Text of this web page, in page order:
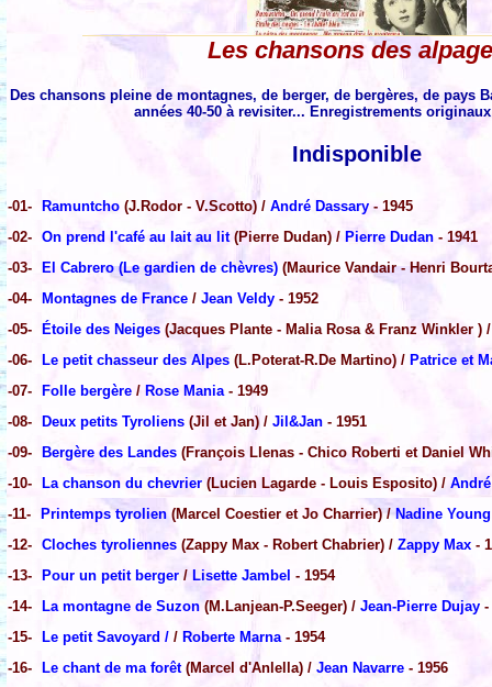
Les chansons des
Des chansons pleine de montagnes, de berger, de bergères, de pays
années 40-50 à revisiter... Enregistrements
Indisponible
-01- Ramuntcho (J.Rodor - V.Scotto) / André Dassary - 1945
-02- On prend l'café au lait au lit(Pierre Dudan) / Pierre Dudan - 1941
-03-
El Cabrero (Le gardien de chèvres) (Maurice Vandair - Henri
-04-
Montagnes de France / Jean Veldy - 1952
-05-
Étoile des Neiges (Jacques Plante - Malia Rosa & Franz Winkler )
-06-
Le petit chasseur des Alpes (L.Poterat-R.De Martino) / Patrice et
-07-
Folle bergère / Rose Mania- 1949
-08-
Deux petits Tyroliens (Jil et Jan) / Jil&Jan - 1951
-09-
Bergère des Landes (François Llenas - Chico Roberti et Daniel
-10-
La chanson du chevrier (Lucien Lagarde - Louis Esposito) /
-11-
Printemps tyrolien (Marcel Coestier et Jo Charrier) /Nadine Young
-12- Cloches tyroliennes (Zappy Max - Robert Chabrier) / Zappy Max -
-13-
Pour un petit berger / Lisette Jambel - 1954
-14-
La montagne de Suzon (M.Lanjean-P.Seeger) / Jean-Pierre Dujay -
-15-
Le petit Savoyard / / Roberte Marna- 1954
-16-
Le chant de ma forêt(Marcel d'Anlella) / Jean Navarre - 1956